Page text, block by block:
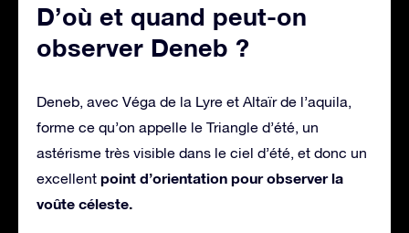
D’où et quand peut-on
observer Deneb ?
Deneb, avec Véga de la Lyre et Altaïr de l’aquila,
forme ce qu’on appelle le Triangle d’été, un
astérisme très visible dans le ciel d’été, et donc un
excellent point d’orientation pour observer la
voûte céleste.